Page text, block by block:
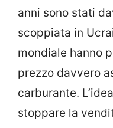
anni sono stati
scoppiata in
mondiale hanno
prezzo davvero
carburante.
stoppare la